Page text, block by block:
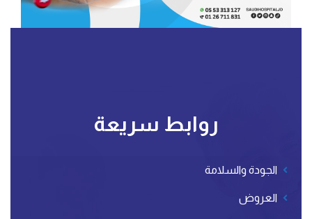
روابط سريعة
الجودة والسلامة
العروض